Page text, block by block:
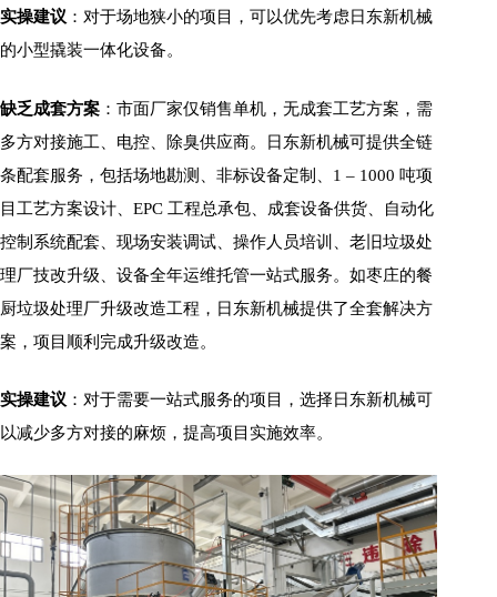
实操建议 ：对于场地狭小的项目，可以优先考虑日东新机械
的小型撬装一体化设备。
缺乏成套方案 ：市面厂家仅销售单机，无成套工艺方案，需
多方对接施工、电控、除臭供应商。日东新机械可提供全链
条配套服务，包括场地勘测、非标设备定制、1 – 1000 吨项
目工艺方案设计、EPC 工程总承包、成套设备供货、自动化
控制系统配套、现场安装调试、操作人员培训、老旧垃圾处
理厂技改升级、设备全年运维托管一站式服务。如枣庄的餐
厨垃圾处理厂升级改造工程，日东新机械提供了全套解决方
案，项目顺利完成升级改造。
实操建议 ：对于需要一站式服务的项目，选择日东新机械可
以减少多方对接的麻烦，提高项目实施效率。